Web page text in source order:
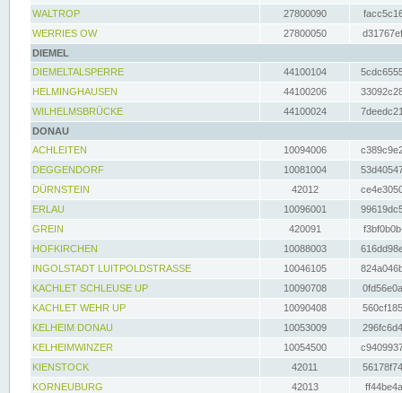
WALTROP
27800090
WERRIES OW
27800050
DIEMEL
DIEMELTALSPERRE
44100104
HELMINGHAUSEN
44100206
WILHELMSBRÜCKE
44100024
DONAU
ACHLEITEN
10094006
DEGGENDORF
10081004
DÜRNSTEIN
42012
ERLAU
10096001
GREIN
420091
HOFKIRCHEN
10088003
INGOLSTADT LUITPOLDSTRASSE
10046105
KACHLET SCHLEUSE UP
10090708
KACHLET WEHR UP
10090408
KELHEIM DONAU
10053009
KELHEIMWINZER
10054500
KIENSTOCK
42011
KORNEUBURG
42013